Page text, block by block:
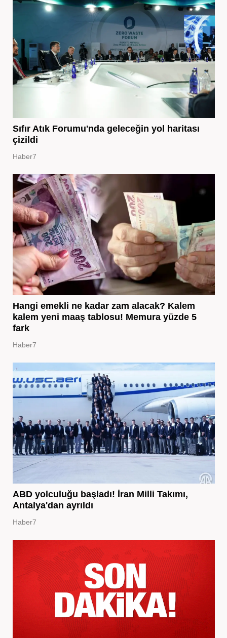
Sıfır Atık Forumu'nda geleceğin yol haritası
çizildi
Haber7
Hangi emekli ne kadar zam alacak? Kalem
kalem yeni maaş tablosu! Memura yüzde 5
fark
Haber7
ABD yolculuğu başladı! İran Milli Takımı,
Antalya'dan ayrıldı
Haber7